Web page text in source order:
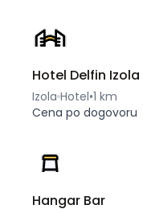
Hotel Delfin Izola
Izola Hotel•1 km
Cena po dogovoru
Hangar Bar